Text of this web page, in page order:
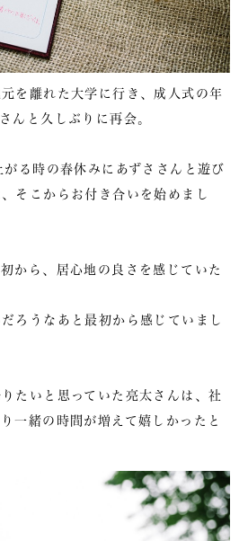
を離れた大学に行き、成人式の年
んと久しぶりに再会。
る時の春休みにあずささんと遊び
そこからお付き合いを始めまし
から、居心地の良さを感じていた
ろうなあと最初から感じていまし
たいと思っていた亮太さんは、社
一緒の時間が増えて嬉しかったと